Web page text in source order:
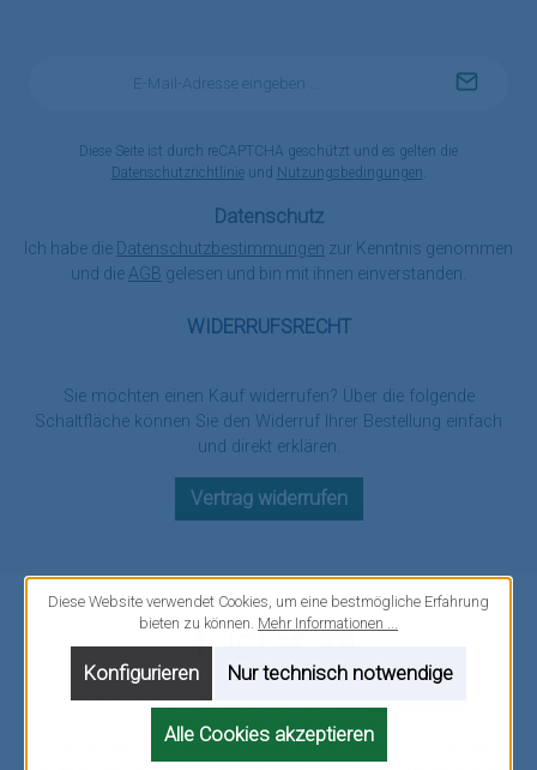
WIDERRUFSRECHT
Sie möchten einen Kauf widerrufen? Über die folgende
Schaltfläche können Sie den Widerruf Ihrer Bestellung einfach
und direkt erklären.
Vertrag widerrufen
Diese Seite ist durch reCAPTCHA geschützt und es gelten die
Datenschutzrichtlinieund Nutzungsbedingungen
Datenschutz
Ich habe die Datenschutzbestimmungen zur Kenntnis genommen
und die AGB gelesen und bin mit ihnen einverstanden.
Facebook
Alle Preise inkl. gesetzl. Mehrwertsteuer zzgl.Versandkosten
*innerhalb von Deutschland (nur Festland)
**gilt für Lieferungen innerhalb Deutschlands, Lieferzeiten für andere
Diese Website verwendet Cookies, um eine bestmögliche Erfahrung
bieten zu können. Mehr Informationen ...
Nur technisch notwendige
Konfigurieren
Alle Cookies akzeptieren